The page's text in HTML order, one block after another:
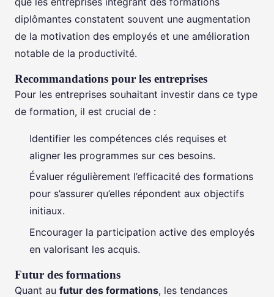
diplômantes constatent souvent une augmentation
de la motivation des employés et une amélioration
notable de la productivité.
Recommandations pour les entreprises
Pour les entreprises souhaitant investir dans ce type
de formation, il est crucial de :
Identifier les compétences clés requises et
aligner les programmes sur ces besoins.
Évaluer régulièrement l’efficacité des formations
pour s’assurer qu’elles répondent aux objectifs
initiaux.
Encourager la participation active des employés
en valorisant les acquis.
Futur des formations
Quant au futur des formations, les tendances